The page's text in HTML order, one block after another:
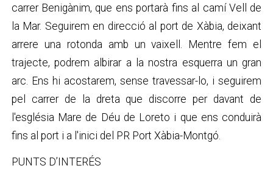
carrer Benigànim, que ens portarà fins al camí Vell de
la Mar. Seguirem en direcció al port de Xàbia, deixant
arrere una rotonda amb un vaixell. Mentre fem el
trajecte, podrem albirar a la nostra esquerra un gran
arc. Ens hi acostarem, sense travessar-lo, i seguirem
pel carrer de la dreta que discorre per davant de
l'església Mare de Déu de Loreto i que ens conduirà
fins al port i a l'inici del PR Port Xàbia-Montgó.
PUNTS D’INTERÉS